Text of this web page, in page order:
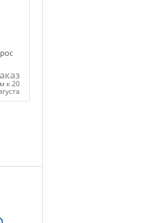
к 20